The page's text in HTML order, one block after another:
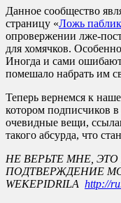
Данное сообщество
страницу «Ложь
опровержении лже-
для хомячков.
Иногда и сами
помешало набрать им
Теперь вернемся к
котором подписчиков
очевидные вещи,
такого абсурда, что
НЕ ВЕРЬТЕ МНЕ,
ПОДТВЕРЖДЕНИЕ
WEKEPIDRILA http://